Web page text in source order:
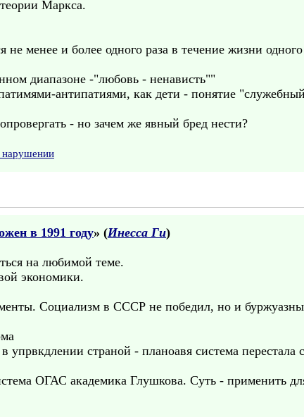
Маркса.
менее и более одного раза в течение жизни
диапазоне -"любовь - ненависть""
антипатиями, как дети - понятие "служебный
- но зачем же явный бред нести?
нарушении
в 1991 году» (Инесса Ги)
на любимой теме.
экономики.
Социализм в СССР не победил, но и
страной - планоавя система перестала
ОГАС академика Глушкова. Суть - применить